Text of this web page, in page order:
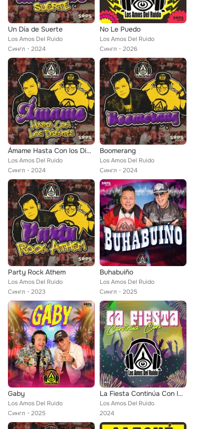
Un Día de Suerte
Los Amos Del Ruido
Сингл
2024
No Le Puedo
Los Amos Del Ruido
Сингл
2026
Ámame Hasta Con los Dientes
Los Amos Del Ruido
Сингл
2024
Boomerang
Los Amos Del Ruido
Сингл
2024
Party Rock Athem
Los Amos Del Ruido
Сингл
2023
Buhabuiño
Los Amos Del Ruido
Сингл
2025
Gaby
Los Amos Del Ruido
Сингл
2025
La Fiesta Continúa Con los Amos del Ruido
Los Amos Del Ruido
2024